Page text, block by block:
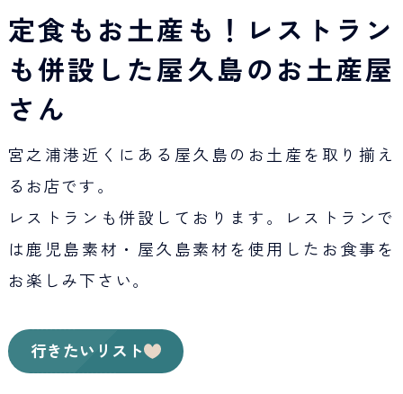
定食もお土産も！レストラン
も併設した屋久島のお土産屋
さん
宮之浦港近くにある屋久島のお土産を取り揃え
るお店です。
レストランも併設しております。レストランで
は鹿児島素材・屋久島素材を使用したお食事を
お楽しみ下さい。
行きたいリスト